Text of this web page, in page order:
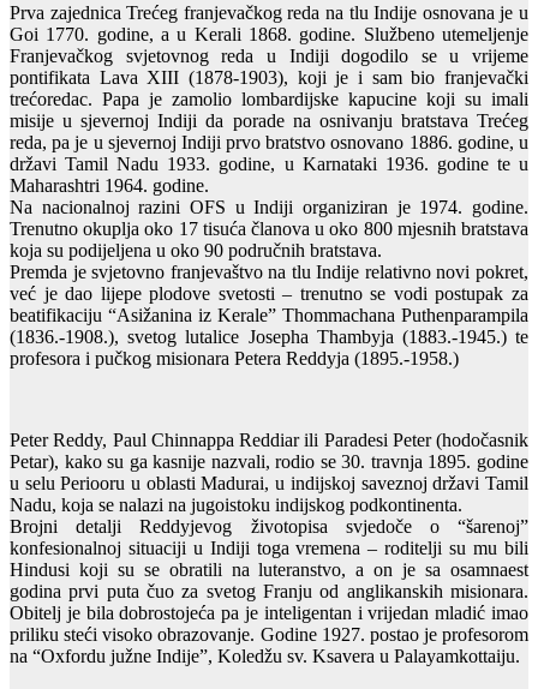
Prva zajednica Trećeg franjevačkog reda na tlu Indije osnovana je u
Goi 1770. godine, a u Kerali 1868. godine. Službeno utemeljenje
Franjevačkog svjetovnog reda u Indiji dogodilo se u vrijeme
pontifikata Lava XIII (1878-1903), koji je i sam bio franjevački
trećoredac. Papa je zamolio lombardijske kapucine koji su imali
misije u sjevernoj Indiji da porade na osnivanju bratstava Trećeg
reda, pa je u sjevernoj Indiji prvo bratstvo osnovano 1886. godine, u
državi Tamil Nadu 1933. godine, u Karnataki 1936. godine te u
Maharashtri 1964. godine.
Na nacionalnoj razini OFS u Indiji organiziran je 1974. godine.
Trenutno okuplja oko 17 tisuća članova u oko 800 mjesnih bratstava
koja su podijeljena u oko 90 područnih bratstava.
Premda je svjetovno franjevaštvo na tlu Indije relativno novi pokret,
već je dao lijepe plodove svetosti – trenutno se vodi postupak za
beatifikaciju “Asižanina iz Kerale” Thommachana Puthenparampila
(1836.-1908.), svetog lutalice Josepha Thambyja (1883.-1945.) te
profesora i pučkog misionara Petera Reddyja (1895.-1958.)
Peter Reddy, Paul Chinnappa Reddiar ili Paradesi Peter (hodočasnik
Petar), kako su ga kasnije nazvali, rodio se 30. travnja 1895. godine
u selu Periooru u oblasti Madurai, u indijskoj saveznoj državi Tamil
Nadu, koja se nalazi na jugoistoku indijskog podkontinenta.
Brojni detalji Reddyjevog životopisa svjedoče o “šarenoj”
konfesionalnoj situaciji u Indiji toga vremena – roditelji su mu bili
Hindusi koji su se obratili na luteranstvo, a on je sa osamnaest
godina prvi puta čuo za svetog Franju od anglikanskih misionara.
Obitelj je bila dobrostojeća pa je inteligentan i vrijedan mladić imao
priliku steći visoko obrazovanje. Godine 1927. postao je profesorom
na “Oxfordu južne Indije”, Koledžu sv. Ksavera u Palayamkottaiju.